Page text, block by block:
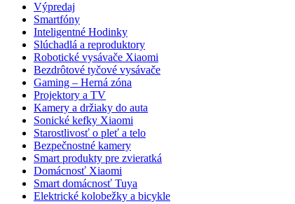
Výpredaj
Smartfóny
Inteligentné Hodinky
Slúchadlá a reproduktory
Robotické vysávače Xiaomi
Bezdrôtové tyčové vysávače
Gaming – Herná zóna
Projektory a TV
Kamery a držiaky do auta
Sonické kefky Xiaomi
Starostlivosť o pleť a telo
Bezpečnostné kamery
Smart produkty pre zvieratká
Domácnosť Xiaomi
Smart domácnosť Tuya
Elektrické kolobežky a bicykle